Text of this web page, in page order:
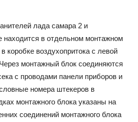
лада самара 2 и
находится в отдельном монтажном
коробке воздухопритока с левой
монтажный блок соединяются
с проводами панели приборов и
номера штекеров в
монтажного блока указаны на
соединений монтажного блока